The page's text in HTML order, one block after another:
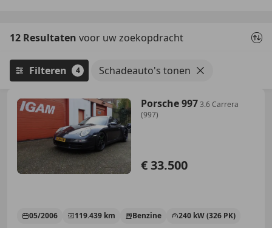
12 Resultaten voor uw zoekopdracht
Filteren 4 Schadeauto's tonen
Porsche 9973.6 Carrera
(997)
€ 33.500
05/2006 119.439 km Benzine
240 kW (326 PK)